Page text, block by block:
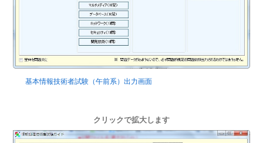
基本情報技術者試験（午前系）出力画面
クリックで拡大します